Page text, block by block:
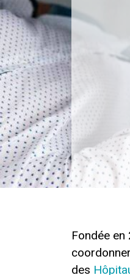
Fondée
des